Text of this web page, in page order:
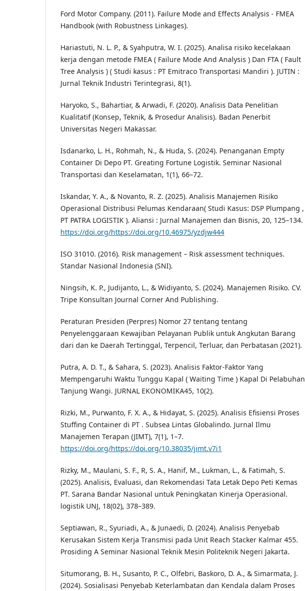
Ford Motor Company. (2011). Failure Mode and Effects Analysis - FMEA
Handbook (with Robustness Linkages).
Hariastuti, N. L. P., & Syahputra, W. I. (2025). Analisa risiko kecelakaan
kerja dengan metode FMEA ( Failure Mode And Analysis ) Dan FTA ( Fault
Tree Analysis ) ( Studi kasus : PT Emitraco Transportasi Mandiri ). JUTIN :
Jurnal Teknik Industri Terintegrasi, 8(1).
Haryoko, S., Bahartiar, & Arwadi, F. (2020). Analisis Data Penelitian
Kualitatif (Konsep, Teknik, & Prosedur Analisis). Badan Penerbit
Universitas Negeri Makassar.
Isdanarko, L. H., Rohmah, N., & Huda, S. (2024). Penanganan Empty
Container Di Depo PT. Greating Fortune Logistik. Seminar Nasional
Transportasi dan Keselamatan, 1(1), 66–72.
Iskandar, Y. A., & Novanto, R. Z. (2025). Analisis Manajemen Risiko
Operasional Distribusi Pelumas Kendaraan( Studi Kasus: DSP Plumpang ,
PT PATRA LOGISTIK ). Aliansi : Jurnal Manajemen dan Bisnis, 20, 125–134.
https://doi.org/https://doi.org/10.46975/yzdjw444
ISO 31010. (2016). Risk management – Risk assessment techniques.
Standar Nasional Indonesia (SNI).
Ningsih, K. P., Judijanto, L., & Widiyanto, S. (2024). Manajemen Risiko. CV.
Tripe Konsultan Journal Corner And Publishing.
Peraturan Presiden (Perpres) Nomor 27 tentang tentang
Penyelenggaraan Kewajiban Pelayanan Publik untuk Angkutan Barang
dari dan ke Daerah Tertinggal, Terpencil, Terluar, dan Perbatasan (2021).
Putra, A. D. T., & Sahara, S. (2023). Analisis Faktor-Faktor Yang
Mempengaruhi Waktu Tunggu Kapal ( Waiting Time ) Kapal Di Pelabuhan
Tanjung Wangi. JURNAL EKONOMIKA45, 10(2).
Rizki, M., Purwanto, F. X. A., & Hidayat, S. (2025). Analisis Efisiensi Proses
Stuffing Container di PT . Subsea Lintas Globalindo. Jurnal Ilmu
Manajemen Terapan (JIMT), 7(1), 1–7.
https://doi.org/https://doi.org/10.38035/jimt.v7i1
Rizky, M., Maulani, S. F., R, S. A., Hanif, M., Lukman, L., & Fatimah, S.
(2025). Analisis, Evaluasi, dan Rekomendasi Tata Letak Depo Peti Kemas
PT. Sarana Bandar Nasional untuk Peningkatan Kinerja Operasional.
logistik UNJ, 18(02), 378–389.
Septiawan, R., Syuriadi, A., & Junaedi, D. (2024). Analisis Penyebab
Kerusakan Sistem Kerja Transmisi pada Unit Reach Stacker Kalmar 455.
Prosiding A Seminar Nasional Teknik Mesin Politeknik Negeri Jakarta.
Situmorang, B. H., Susanto, P. C., Olfebri, Baskoro, D. A., & Simarmata, J.
(2024). Sosialisasi Penyebab Keterlambatan dan Kendala dalam Proses